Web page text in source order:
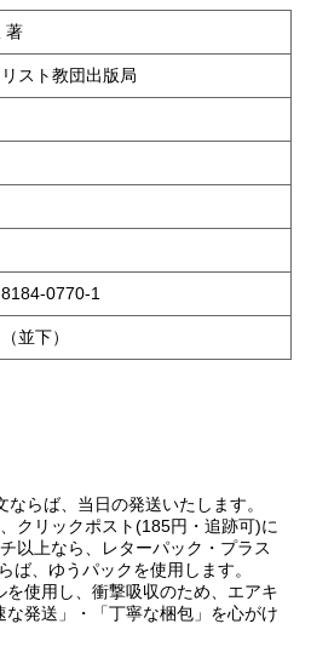
著
スト教団出版局
0770-1
並下）
らば、当日の発送いたします。
クリックポスト(185円・追跡可)に
以上なら、レターパック・プラス
ば、ゆうパックを使用します。
使用し、衝撃吸収のため、エアキ
発送」・「丁寧な梱包」を心がけ